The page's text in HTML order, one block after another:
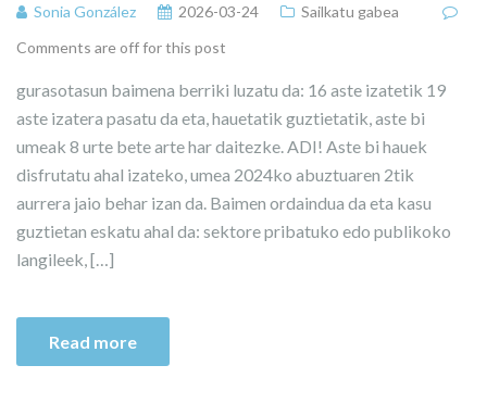
Sonia González 2026-03-24
Sailkatu gabea
Comments are off for this post
gurasotasun baimena berriki luzatu da: 16 aste izatetik 19
aste izatera pasatu da eta, hauetatik guztietatik, aste bi
umeak 8 urte bete arte har daitezke. ADI! Aste bi hauek
disfrutatu ahal izateko, umea 2024ko abuztuaren 2tik
aurrera jaio behar izan da. Baimen ordaindua da eta kasu
guztietan eskatu ahal da: sektore pribatuko edo publikoko
langileek, […]
Read more